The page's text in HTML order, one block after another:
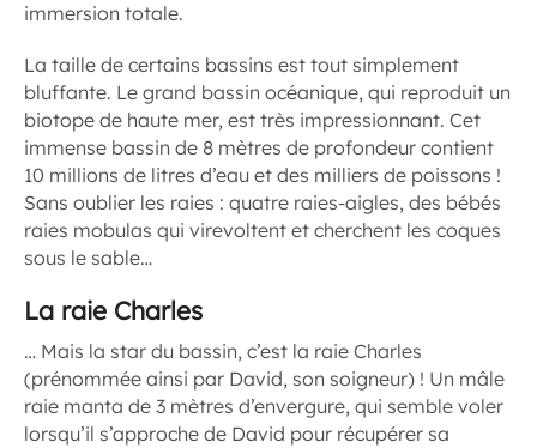
immersion totale.
La taille de certains bassins est tout simplement
bluffante. Le grand bassin océanique, qui reproduit un
biotope de haute mer, est très impressionnant. Cet
immense bassin de 8 mètres de profondeur contient
10 millions de litres d’eau et des milliers de poissons !
Sans oublier les raies : quatre raies-aigles, des bébés
raies mobulas qui virevoltent et cherchent les coques
sous le sable…
La raie Charles
… Mais la star du bassin, c’est la raie Charles
(prénommée ainsi par David, son soigneur) ! Un mâle
raie manta de 3 mètres d’envergure, qui semble voler
lorsqu’il s’approche de David pour récupérer sa